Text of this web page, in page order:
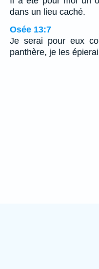
dans un lieu caché.
Osée 13:7
Je serai pour eux
panthère, je les